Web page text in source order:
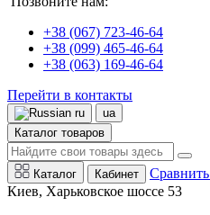
+38 (067) 723-46-64
+38 (099) 465-46-64
+38 (063) 169-46-64
Перейти в контакты
ru
ua
Каталог товаров
Каталог Кабинет Сравнить
Киев, Харьковское шоссе 53